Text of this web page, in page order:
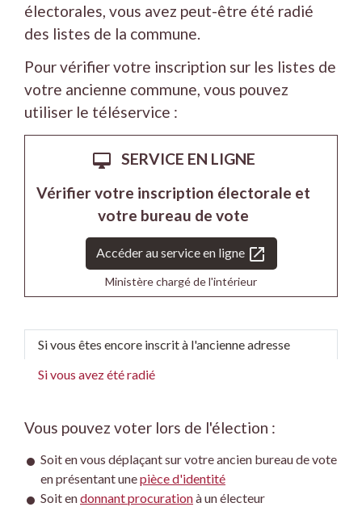
électorales, vous avez peut-être été radié
des listes de la commune.
Pour vérifier votre inscription sur les listes de
votre ancienne commune, vous pouvez
utiliser le téléservice :
desktop_mac SERVICE EN LIGNE
Vérifier votre inscription électorale et
votre bureau de vote
Accéder au service en ligne open_in_new
Ministère chargé de l'intérieur
Si vous êtes encore inscrit à l'ancienne adresse
Si vous avez été radié
Vous pouvez voter lors de l'élection :
Soit en vous déplaçant sur votre ancien bureau de vote
en présentant unepièce d'identité
Soit endonnant procurationà un électeur